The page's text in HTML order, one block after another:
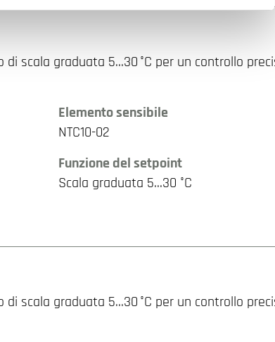
scala graduata 5…30 °C per un controllo
Elemento sensibile
NTC10-02
Funzione del setpoint
Scala graduata 5…30 °C
scala graduata 5…30 °C per un controllo